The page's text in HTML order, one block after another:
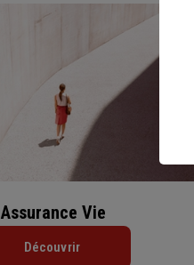
Assurance Vie
Découvrir